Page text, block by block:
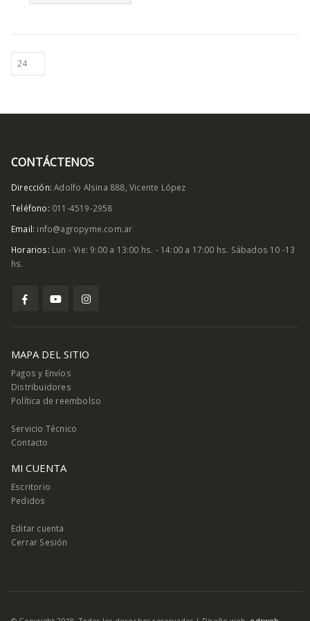
$5.555
CONTÁCTENOS
Dirección: Adolfo Alsina 888, Vicente López
Teléfono: 011-4519-2958
Email: info@agropyme.com.ar
Horarios: Lun - Vie: 9:00 a 13:00 hs. - 14:00 a 17:00 hs. Sábados 10 -13
hs.
MAPA DEL SITIO
Pagos y Envíos
Distribuidores
Política de reembolso
Servicio Técnico
Contacto
MI CUENTA
Escritorio
Pedidos
Editar cuenta
Cerrar Sesión